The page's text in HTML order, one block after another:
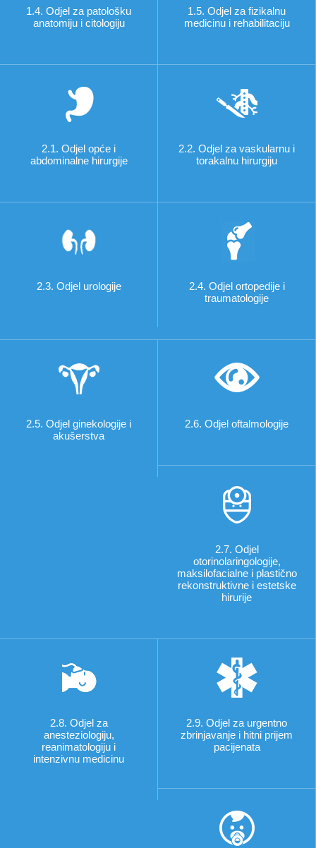
1.4. Odjel za patološku
anatomiju i citologiju
1.5. Odjel za fizikalnu
medicinu i rehabilitaciju
2.1. Odjel opće i
abdominalne hirurgije
2.2. Odjel za vaskularnu i
torakalnu hirurgiju
2.3. Odjel urologije
2.4. Odjel ortopedije i
traumatologije
2.5. Odjel ginekologije i
akušerstva
2.6. Odjel oftalmologije
2.7. Odjel
otorinolaringologije,
maksilofacialne i plastično
rekonstruktivne i estetske
hirurije
2.8. Odjel za
anesteziologiju,
reanimatologiju i
intenzivnu medicinu
2.9. Odjel za urgentno
zbrinjavanje i hitni prijem
pacijenata